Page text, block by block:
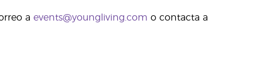
a events@youngliving.com o contacta a